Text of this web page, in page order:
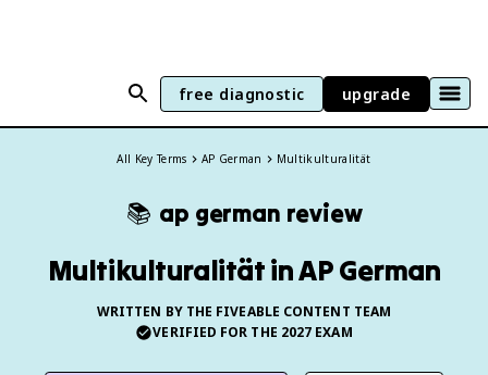
free diagnostic upgrade
All Key Terms AP German Multikulturalität
📚 ap german review
Multikulturalität in AP German
WRITTEN BY THE FIVEABLE CONTENT TEAM
VERIFIED FOR THE 2027 EXAM